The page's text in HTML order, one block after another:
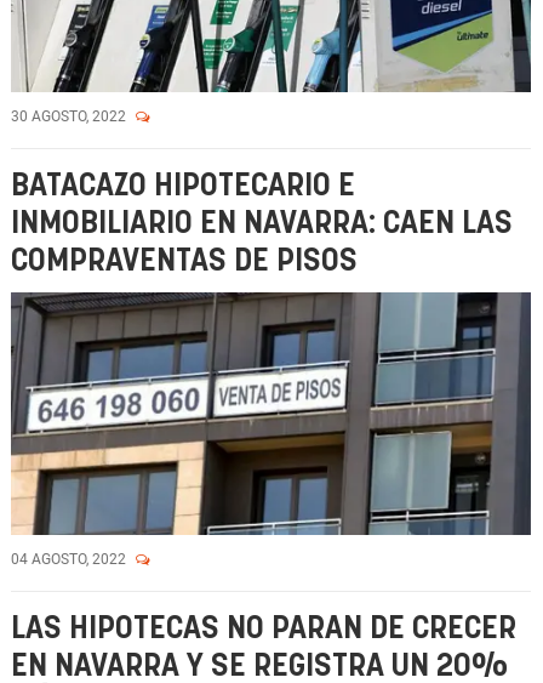
30 AGOSTO, 2022
BATACAZO HIPOTECARIO E
INMOBILIARIO EN NAVARRA: CAEN LAS
COMPRAVENTAS DE PISOS
04 AGOSTO, 2022
LAS HIPOTECAS NO PARAN DE CRECER
EN NAVARRA Y SE REGISTRA UN 20%